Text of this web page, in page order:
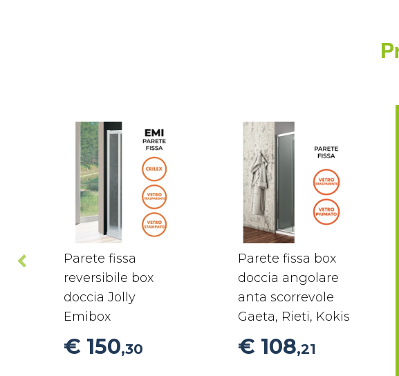
Parete fissa
reversibile box
doccia Jolly
Emibox
€ 150,30
Parete fissa box
doccia angolare
anta scorrevole
Gaeta, Rieti, Kokis
€ 108,21